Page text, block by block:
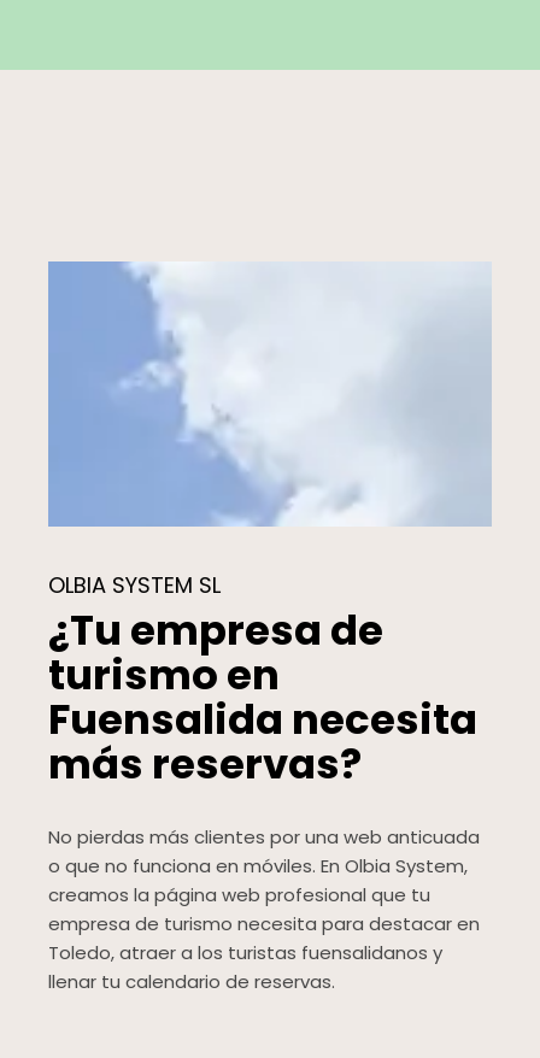
OLBIA SYSTEM SL
¿Tu empresa de
turismo en
Fuensalida necesita
más reservas?
No pierdas más clientes por una web anticuada
o que no funciona en móviles. En Olbia System,
creamos la página web profesional que tu
empresa de turismo necesita para destacar en
Toledo, atraer a los turistas fuensalidanos y
llenar tu calendario de reservas.